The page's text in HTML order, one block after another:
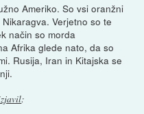
Ameriko. So vsi oranžni
Verjetno so te
način so morda
Afrika glede nato, da so
Rusija, Iran in Kitajska se
: